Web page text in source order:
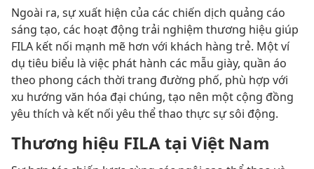
Ngoài ra, sự xuất hiện của các chiến dịch quảng cáo
sáng tạo, các hoạt động trải nghiệm thương hiệu giúp
FILA kết nối mạnh mẽ hơn với khách hàng trẻ. Một ví
dụ tiêu biểu là việc phát hành các mẫu giày, quần áo
theo phong cách thời trang đường phố, phù hợp với
xu hướng văn hóa đại chúng, tạo nên một cộng đồng
yêu thích và kết nối yêu thể thao thực sự sôi động.
Thương hiệu FILA tại Việt Nam